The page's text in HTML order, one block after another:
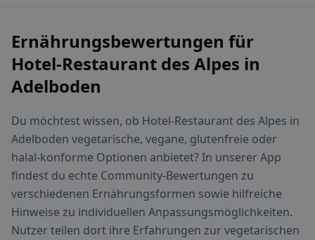
Ernährungsbewertungen für
Hotel-Restaurant des Alpes in
Adelboden
Du möchtest wissen, ob Hotel-Restaurant des Alpes in
Adelboden vegetarische, vegane, glutenfreie oder
halal-konforme Optionen anbietet? In unserer App
findest du echte Community-Bewertungen zu
verschiedenen Ernährungsformen sowie hilfreiche
Hinweise zu individuellen Anpassungsmöglichkeiten.
Nutzer teilen dort ihre Erfahrungen zur vegetarischen